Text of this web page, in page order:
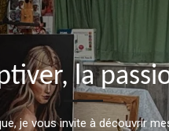
la
je vous invite à découvrir